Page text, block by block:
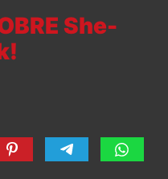
She-